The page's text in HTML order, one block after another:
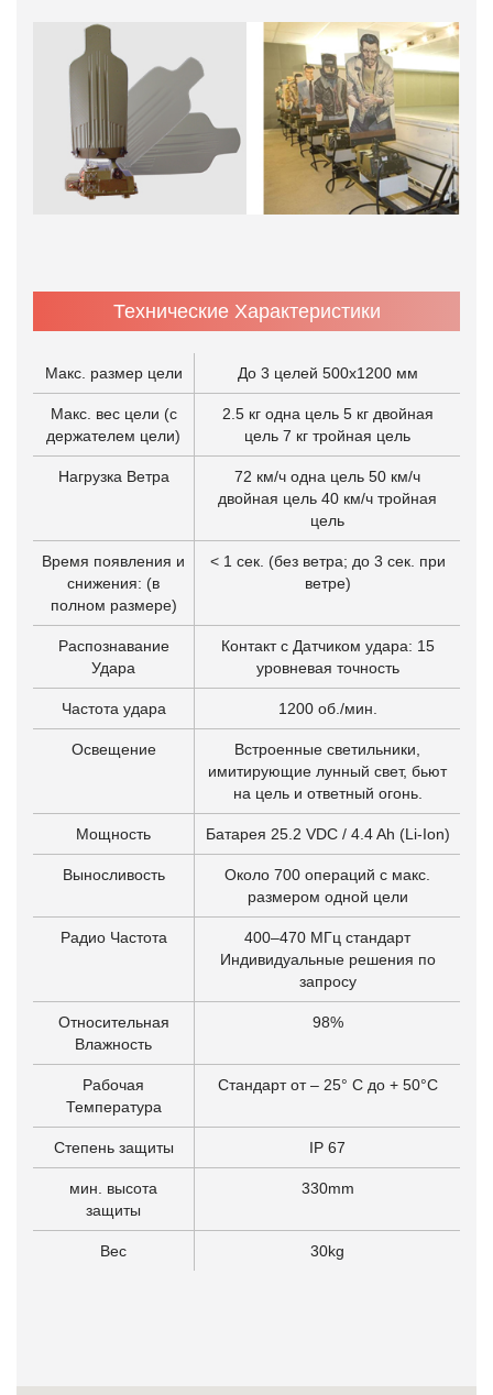
Технические Характеристики
Макс. размер цели До 3 целей 500x1200 мм
Макс. вес цели (с
держателем цели)
2.5 кг одна цель 5 кг двойная
цель 7 кг тройная цель
Нагрузка Ветра
72 км/ч одна цель 50 км/ч
двойная цель 40 км/ч тройная
цель
Время появления и
снижения: (в
полном размере)
< 1 сек. (без ветра; до 3 сек. при
ветре)
Распознавание
Удара
Контакт с Датчиком удара: 15
уровневая точность
Частота удара 1200 об./мин.
Освещение
Встроенные светильники,
имитирующие лунный свет, бьют
на цель и ответный огонь.
Мощность Батарея 25.2 VDC / 4.4 Ah (Li-Ion)
Выносливость
Около 700 операций с макс.
размером одной цели
Радио Частота
400–470 MГц стандарт
Индивидуальные решения по
запросу
Относительная
Влажность
98%
Рабочая
Температура
Стандарт от – 25° C до + 50°C
Степень защиты IP 67
мин. высота
защиты
330mm
Вес 30kg